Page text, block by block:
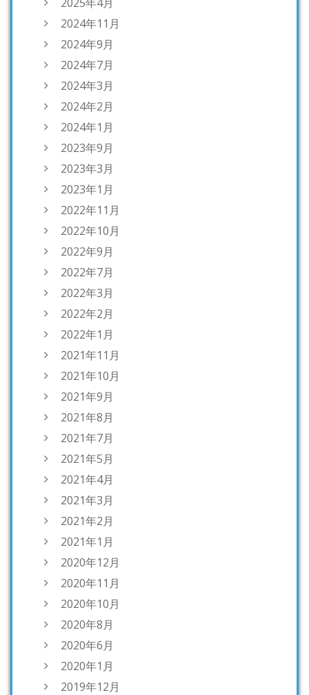
2024年11月
2024年9月
2024年7月
2024年3月
2024年2月
2024年1月
2023年9月
2023年3月
2023年1月
2022年11月
2022年10月
2022年9月
2022年7月
2022年3月
2022年2月
2022年1月
2021年11月
2021年10月
2021年9月
2021年8月
2021年7月
2021年5月
2021年4月
2021年3月
2021年2月
2021年1月
2020年12月
2020年11月
2020年10月
2020年8月
2020年6月
2020年1月
2019年12月